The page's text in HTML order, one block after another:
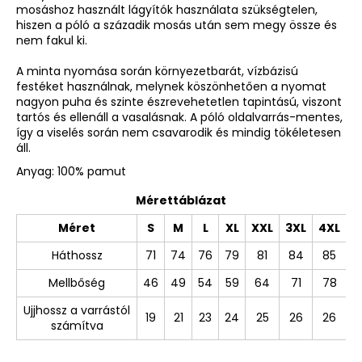
mosáshoz használt lágyítók használata szükségtelen,
hiszen a póló a századik mosás után sem megy össze és
nem fakul ki.
A minta nyomása során környezetbarát, vízbázisú
festéket használnak, melynek köszönhetően a nyomat
nagyon puha és szinte észrevehetetlen tapintású, viszont
tartós és ellenáll a vasalásnak. A póló oldalvarrás-mentes,
így a viselés során nem csavarodik és mindig tökéletesen
áll.
Anyag: 100% pamut
Mérettáblázat
Méret
S M L XL XXL 3XL
4XL
Háthossz
71 74 76 79 81 84
85
Mellbőség
46 49 54 59 64 71
78
Ujjhossz a varrástól
számítva
19 21 23 24 25 26 26